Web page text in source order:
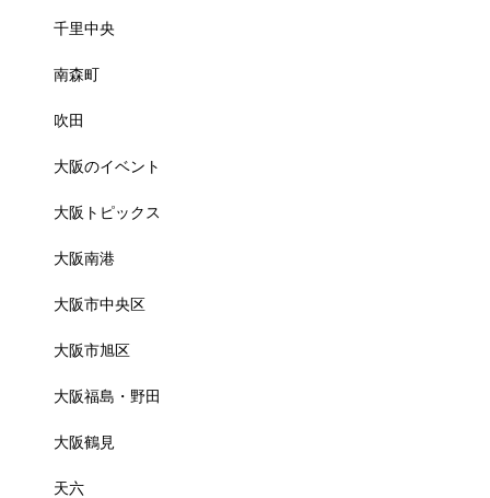
千里中央
南森町
吹田
大阪のイベント
大阪トピックス
大阪南港
大阪市中央区
大阪市旭区
大阪福島・野田
大阪鶴見
天六